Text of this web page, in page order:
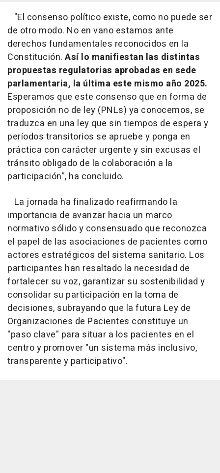
"El consenso político existe, como no puede ser
de otro modo. No en vano estamos ante
derechos fundamentales reconocidos en la
Constitución. Así lo manifiestan las distintas
propuestas regulatorias aprobadas en sede
parlamentaria, la última este mismo año 2025.
Esperamos que este consenso que en forma de
proposición no de ley (PNLs) ya conocemos, se
traduzca en una ley que sin tiempos de espera y
períodos transitorios se apruebe y ponga en
práctica con carácter urgente y sin excusas el
tránsito obligado de la colaboración a la
participación", ha concluido.
La jornada ha finalizado reafirmando la
importancia de avanzar hacia un marco
normativo sólido y consensuado que reconozca
el papel de las asociaciones de pacientes como
actores estratégicos del sistema sanitario. Los
participantes han resaltado la necesidad de
fortalecer su voz, garantizar su sostenibilidad y
consolidar su participación en la toma de
decisiones, subrayando que la futura Ley de
Organizaciones de Pacientes constituye un
"paso clave" para situar a los pacientes en el
centro y promover "un sistema más inclusivo,
transparente y participativo".